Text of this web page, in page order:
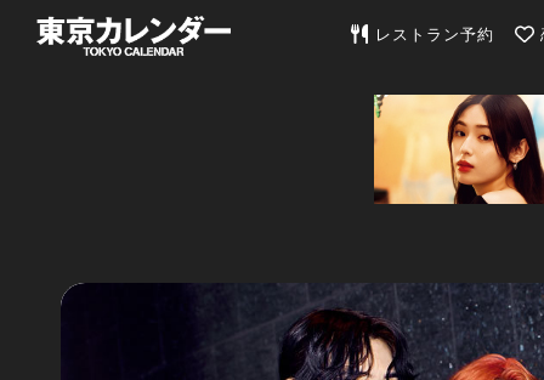
東京カレンダー | 最新
レストラン予約